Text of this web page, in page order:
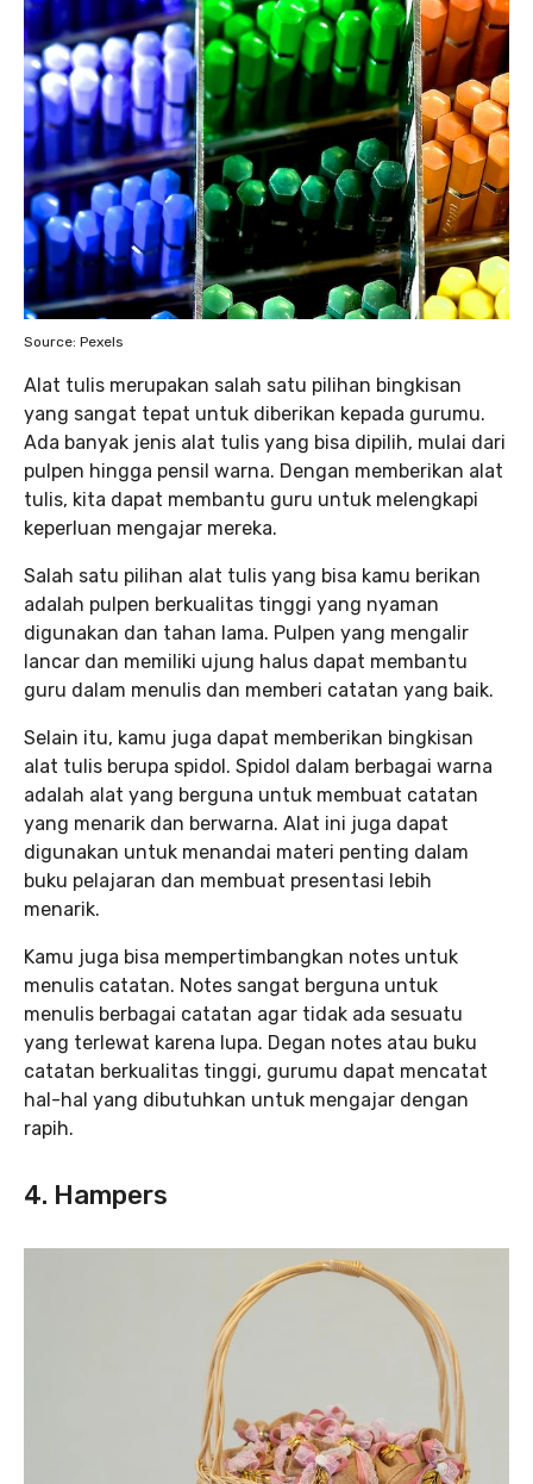
Source: Pexels
Alat tulis merupakan salah satu pilihan bingkisan
yang sangat tepat untuk diberikan kepada gurumu.
Ada banyak jenis alat tulis yang bisa dipilih, mulai dari
pulpen hingga pensil warna. Dengan memberikan alat
tulis, kita dapat membantu guru untuk melengkapi
keperluan mengajar mereka.
Salah satu pilihan alat tulis yang bisa kamu berikan
adalah pulpen berkualitas tinggi yang nyaman
digunakan dan tahan lama. Pulpen yang mengalir
lancar dan memiliki ujung halus dapat membantu
guru dalam menulis dan memberi catatan yang baik.
Selain itu, kamu juga dapat memberikan bingkisan
alat tulis berupa spidol. Spidol dalam berbagai warna
adalah alat yang berguna untuk membuat catatan
yang menarik dan berwarna. Alat ini juga dapat
digunakan untuk menandai materi penting dalam
buku pelajaran dan membuat presentasi lebih
menarik.
Kamu juga bisa mempertimbangkan notes untuk
menulis catatan. Notes sangat berguna untuk
menulis berbagai catatan agar tidak ada sesuatu
yang terlewat karena lupa. Degan notes atau buku
catatan berkualitas tinggi, gurumu dapat mencatat
hal-hal yang dibutuhkan untuk mengajar dengan
rapih.
4. Hampers